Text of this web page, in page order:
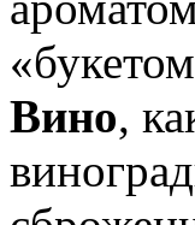
Вино,